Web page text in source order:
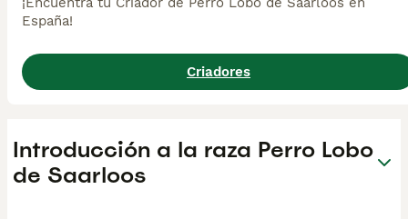
España!
Criadores
Introducción a la raza Perro Lobo
de Saarloos